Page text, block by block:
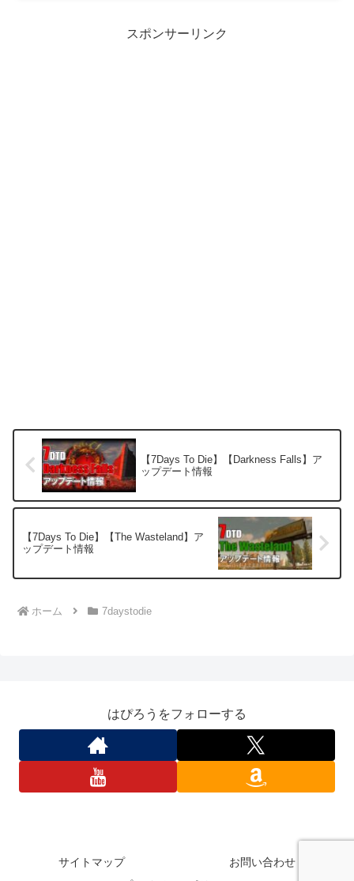
スポンサーリンク
【7Days To Die】【Darkness Falls】ア
ップデート情報
【7Days To Die】【The Wasteland】ア
ップデート情報
ホーム 7daystodie
はぴろうをフォローする
サイトマップ
お問い合わせ